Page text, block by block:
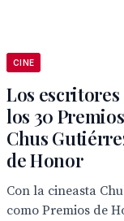
CINE
Los
los 30
Chus
de Honor
Con la cineasta
como Premios de